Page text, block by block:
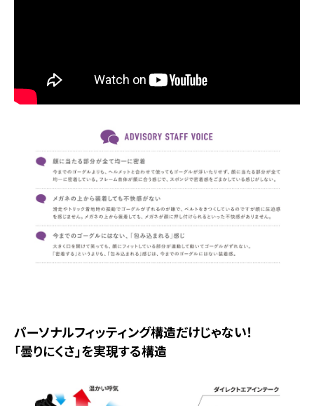
パーソナルフィッティング構造だけじゃない！
「曇りにくさ」を実現する構造